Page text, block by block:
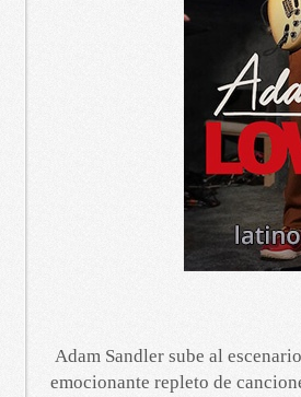
Adam Sandler sube al
emocionante repleto de